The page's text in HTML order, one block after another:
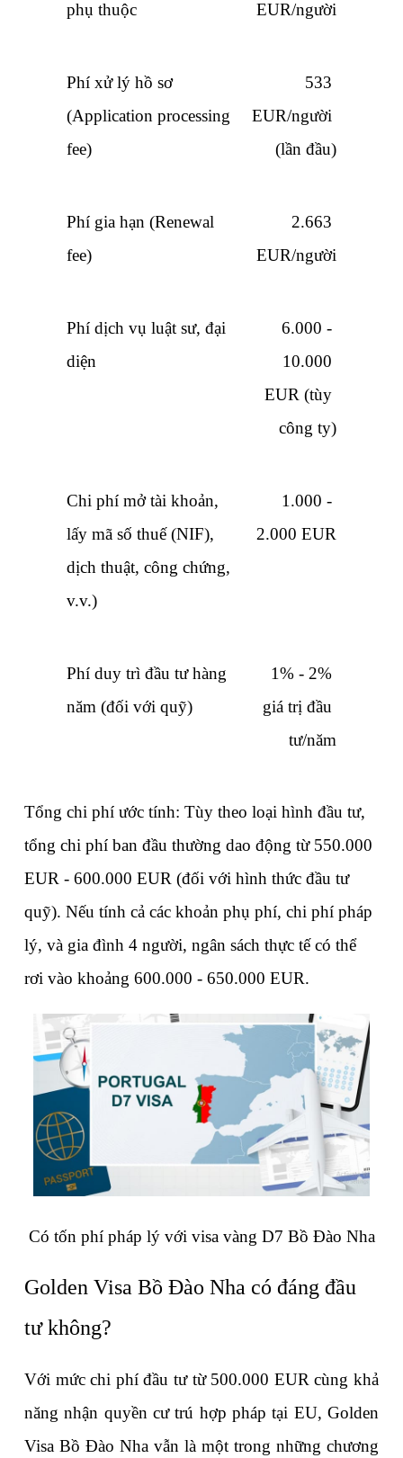
phụ thuộc
EUR/người
Phí xử lý hồ sơ
(Application processing
fee)
533
EUR/người
(lần đầu)
Phí gia hạn (Renewal
fee)
2.663
EUR/người
Phí dịch vụ luật sư, đại
diện
6.000 -
10.000
EUR (tùy
công ty)
Chi phí mở tài khoản,
lấy mã số thuế (NIF),
dịch thuật, công chứng,
v.v.)
1.000 -
2.000 EUR
Phí duy trì đầu tư hàng
năm (đối với quỹ)
1% - 2%
giá trị đầu
tư/năm
Tổng chi phí ước tính: Tùy theo loại hình đầu tư,
tổng chi phí ban đầu thường dao động từ 550.000
EUR - 600.000 EUR (đối với hình thức đầu tư
quỹ). Nếu tính cả các khoản phụ phí, chi phí pháp
lý, và gia đình 4 người, ngân sách thực tế có thể
rơi vào khoảng 600.000 - 650.000 EUR.
Có tốn phí pháp lý với visa vàng D7 Bồ Đào Nha
Golden Visa Bồ Đào Nha có đáng đầu
tư không?
Với mức chi phí đầu tư từ 500.000 EUR cùng khả
năng nhận quyền cư trú hợp pháp tại EU, Golden
Visa Bồ Đào Nha vẫn là một trong những chương